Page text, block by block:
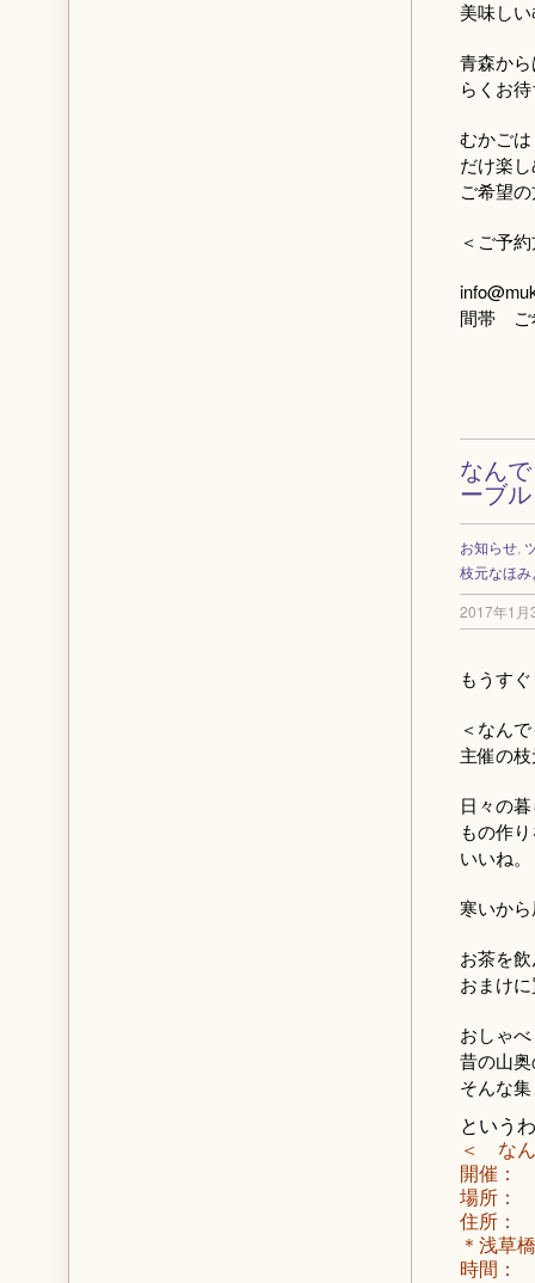
美味し
青森か
らくお
むかご
だけ楽
ご希望
＜ご予
間帯 ご
なん
ーブ
お知らせ,
枝元なほみ
2017年1月
もうす
＜なん
主催の
日々の
もの作
いいね。
寒いか
お茶を
おまけ
おしゃ
昔の山
そんな
という
＜ な
開催：
場所：
住所：
＊浅草
時間：